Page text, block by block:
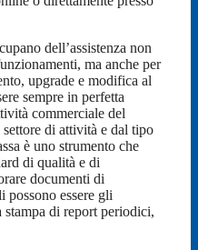
dell’assistenza non
ma anche per
upgrade e modifica al
sempre in perfetta
commerciale del
di attività e dal tipo
è uno strumento che
di qualità e di
documenti di
possono essere gli
di report periodici,